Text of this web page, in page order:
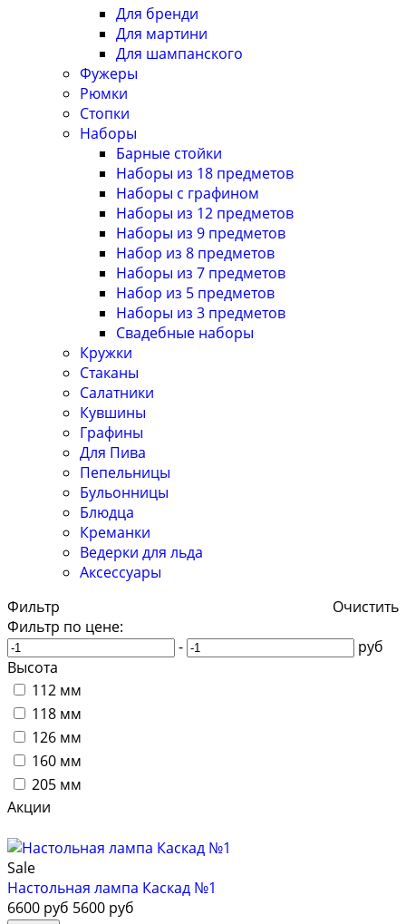
Для бренди
Для мартини
Для шампанского
Фужеры
Рюмки
Стопки
Наборы
Барные стойки
Наборы из 18 предметов
Наборы с графином
Наборы из 12 предметов
Наборы из 9 предметов
Набор из 8 предметов
Наборы из 7 предметов
Набор из 5 предметов
Наборы из 3 предметов
Свадебные наборы
Кружки
Стаканы
Салатники
Кувшины
Графины
Для Пива
Пепельницы
Бульонницы
Блюдца
Креманки
Ведерки для льда
Аксессуары
Фильтр
Очистить
Фильтр по цене:
-
руб
Высота
112 мм
118 мм
126 мм
160 мм
205 мм
Акции
Sale
Настольная лампа Каскад №1
6600 руб 5600 руб